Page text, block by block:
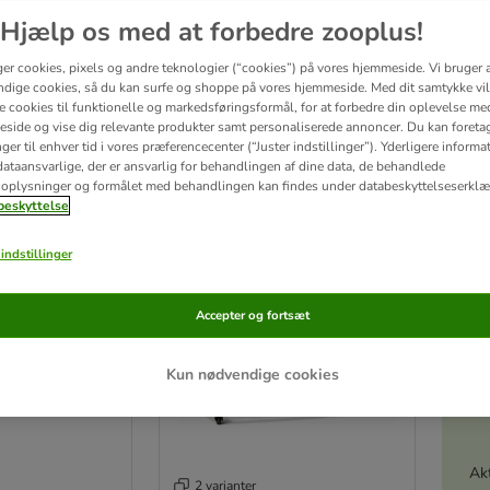
det vigtigt at huske, at dit kæledyr skal kunne føle sig hjemme i buret. Dit
behov. Hvis du i stedet ønsker, at lade dit marsvin gå udendørs, kan du
been changed
2 varianter
Hjælp os med at forbedre zooplus!
cookies, pixels og andre teknologier (“cookies”) på vores hjemmeside. Vi bruger
cookies, så du kan surfe og shoppe på vores hjemmeside. Med dit samtykke
cookies til funktionelle og markedsføringsformål, for at forbedre din oplevelse
og vise dig relevante produkter samt personaliserede annoncer. Du kan
til enhver tid i vores præferencecenter (“Juster indstillinger”). Yderligere
der er ansvarlig for behandlingen af ​​dine data, de behandlede
og formålet med behandlingen kan findes under
Kun nødvendige cookies
Accepter og fortsæt